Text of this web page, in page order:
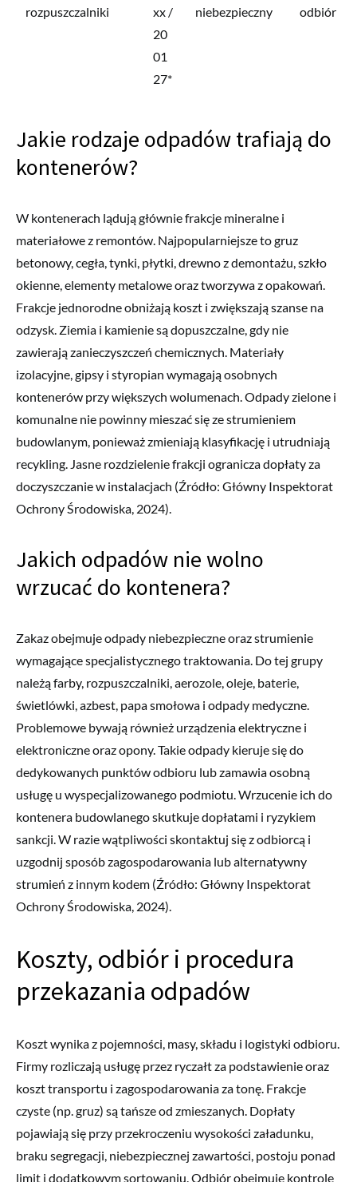
rozpuszczalniki
xx /
20
01
27*
niebezpieczny odbiór
Jakie rodzaje odpadów trafiają do
kontenerów?
W kontenerach lądują głównie frakcje mineralne i
materiałowe z remontów. Najpopularniejsze to gruz
betonowy, cegła, tynki, płytki, drewno z demontażu, szkło
okienne, elementy metalowe oraz tworzywa z opakowań.
Frakcje jednorodne obniżają koszt i zwiększają szanse na
odzysk. Ziemia i kamienie są dopuszczalne, gdy nie
zawierają zanieczyszczeń chemicznych. Materiały
izolacyjne, gipsy i styropian wymagają osobnych
kontenerów przy większych wolumenach. Odpady zielone i
komunalne nie powinny mieszać się ze strumieniem
budowlanym, ponieważ zmieniają klasyfikację i utrudniają
recykling. Jasne rozdzielenie frakcji ogranicza dopłaty za
doczyszczanie w instalacjach (Źródło: Główny Inspektorat
Ochrony Środowiska, 2024).
Jakich odpadów nie wolno
wrzucać do kontenera?
Zakaz obejmuje odpady niebezpieczne oraz strumienie
wymagające specjalistycznego traktowania. Do tej grupy
należą farby, rozpuszczalniki, aerozole, oleje, baterie,
świetlówki, azbest, papa smołowa i odpady medyczne.
Problemowe bywają również urządzenia elektryczne i
elektroniczne oraz opony. Takie odpady kieruje się do
dedykowanych punktów odbioru lub zamawia osobną
usługę u wyspecjalizowanego podmiotu. Wrzucenie ich do
kontenera budowlanego skutkuje dopłatami i ryzykiem
sankcji. W razie wątpliwości skontaktuj się z odbiorcą i
uzgodnij sposób zagospodarowania lub alternatywny
strumień z innym kodem (Źródło: Główny Inspektorat
Ochrony Środowiska, 2024).
Koszty, odbiór i procedura
przekazania odpadów
Koszt wynika z pojemności, masy, składu i logistyki odbioru.
Firmy rozliczają usługę przez ryczałt za podstawienie oraz
koszt transportu i zagospodarowania za tonę. Frakcje
czyste (np. gruz) są tańsze od zmieszanych. Dopłaty
pojawiają się przy przekroczeniu wysokości załadunku,
braku segregacji, niebezpiecznej zawartości, postoju ponad
limit i dodatkowym sortowaniu. Odbiór obejmuje kontrolę